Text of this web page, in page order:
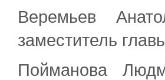
Веремьев
заместитель
Пойманова